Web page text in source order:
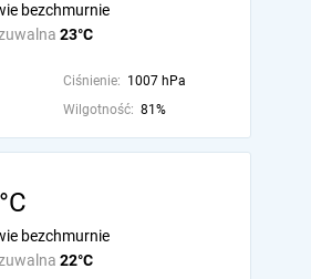
23°C
bezchmurnie
Ciśnienie: 1007 hPa
Wilgotność: 81%
22°C
bezchmurnie